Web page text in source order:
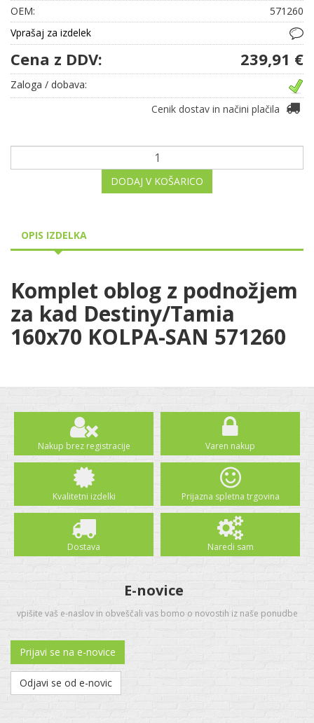
OEM:
571260
Vprašaj za izdelek
Cena z DDV: 239,91 €
Zaloga / dobava:
Cenik dostav in načini plačila
DODAJ V KOŠARICO
OPIS IZDELKA
Komplet oblog z podnožjem
za kad Destiny/Tamia
160x70 KOLPA-SAN 571260
Nakup brez registracije Varen nakup
Kvalitetni izdelki Prijazna spletna trgovina
Dostava Naredi sam
E-novice
vpišite vaš e-naslov in obveščali vas bomo o novostih iz naše ponudbe
Prijavi se na e-novice
Odjavi se od e-novic